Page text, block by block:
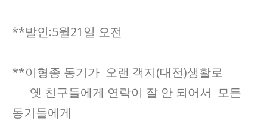
**발인:5월21일 오전
**이형종 동기가 오랜 객지(대전)생활로
옛 친구들에게 연락이 잘 안 되어서 모든
동기들에게